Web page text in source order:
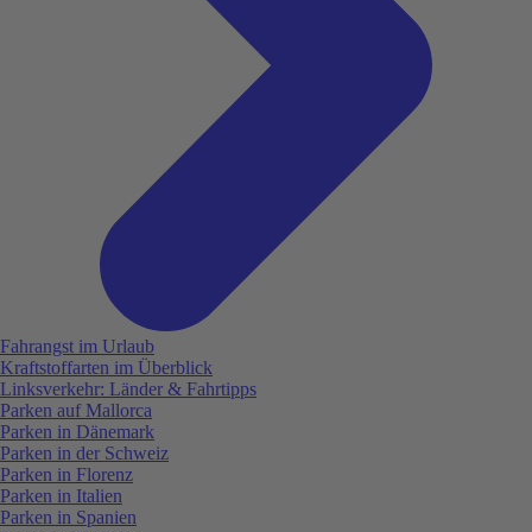
Fahrangst im Urlaub
Kraftstoffarten im Überblick
Linksverkehr: Länder & Fahrtipps
Parken auf Mallorca
Parken in Dänemark
Parken in der Schweiz
Parken in Florenz
Parken in Italien
Parken in Spanien